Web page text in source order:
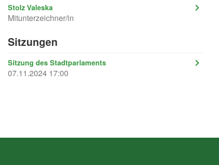
Stolz Valeska
Mitunterzeichner/in
Sitzungen
Sitzung des Stadtparlaments
07.11.2024 17:00